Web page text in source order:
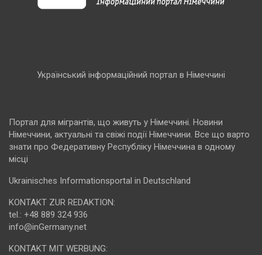
Український інформаційний портал в Німеччині
Портал для мігрантів, що живуть у Німеччині. Новини
Німеччини, актуальні та свіжі події Німеччини. Все що варто
знати про Федеративну Республіку Німеччина в одному
місці
Ukrainisches Informationsportal in Deutschland
KONTAKT ZUR REDAKTION:
tel.: +48 889 324 936
info@inGermany.net
KONTAKT MIT WERBUNG: